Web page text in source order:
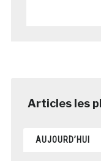
AUJOURD’HUI